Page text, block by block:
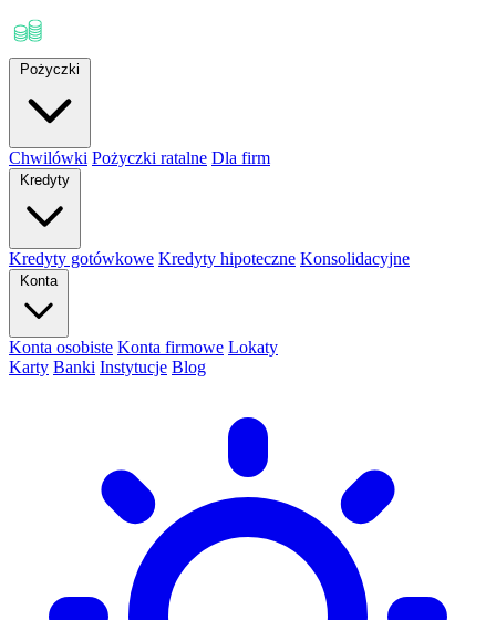
Pożyczki
Chwilówki Pożyczki ratalne Dla firm
Kredyty
Kredyty gotówkowe Kredyty hipoteczne Konsolidacyjne
Konta
Konta osobiste Konta firmowe Lokaty
Karty Banki Instytucje Blog